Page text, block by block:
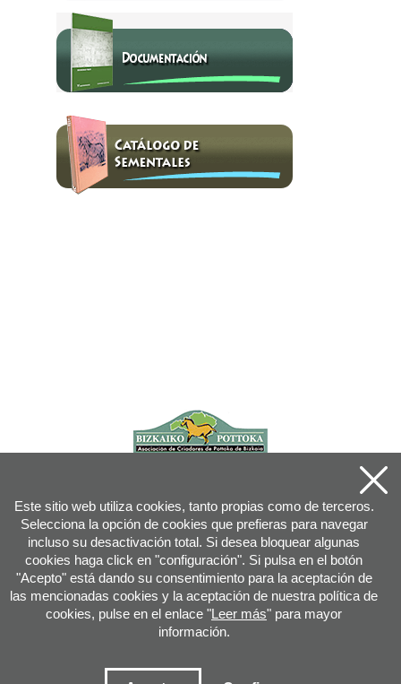
info@pottoka.info
Este sitio web utiliza cookies, tanto propias como de terceros.
Selecciona la opción de cookies que prefieras para navegar
incluso su desactivación total. Si desea bloquear algunas
cookies haga click en "configuración". Si pulsa en el botón
"Acepto" está dando su consentimiento para la aceptación de
las mencionadas cookies y la aceptación de nuestra política de
cookies, pulse en el enlace "Leer más" para mayor
información.